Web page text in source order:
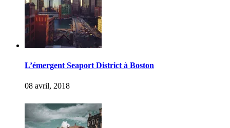
L’émergent Seaport District à Boston
08 avril, 2018